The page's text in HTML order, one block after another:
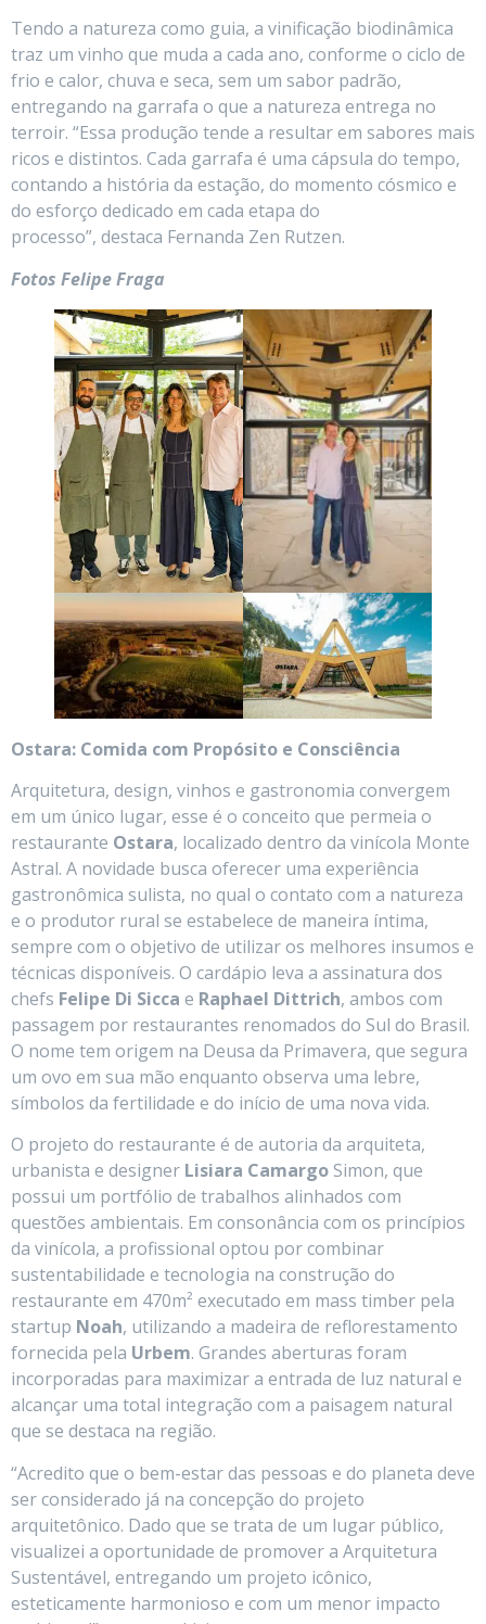
Tendo a natureza como guia, a vinificação biodinâmica
traz um vinho que muda a cada ano, conforme o ciclo de
frio e calor, chuva e seca, sem um sabor padrão,
entregando na garrafa o que a natureza entrega no
terroir. “Essa produção tende a resultar em sabores mais
ricos e distintos. Cada garrafa é uma cápsula do tempo,
contando a história da estação, do momento cósmico e
do esforço dedicado em cada etapa do
processo”, destaca Fernanda Zen Rutzen.
Fotos Felipe Fraga
Ostara: Comida com Propósito e Consciência
Arquitetura, design, vinhos e gastronomia convergem
em um único lugar, esse é o conceito que permeia o
restaurante Ostara, localizado dentro da vinícola Monte
Astral. A novidade busca oferecer uma experiência
gastronômica sulista, no qual o contato com a natureza
e o produtor rural se estabelece de maneira íntima,
sempre com o objetivo de utilizar os melhores insumos e
técnicas disponíveis. O cardápio leva a assinatura dos
chefs Felipe Di Sicca e Raphael Dittrich, ambos com
passagem por restaurantes renomados do Sul do Brasil.
O nome tem origem na Deusa da Primavera, que segura
um ovo em sua mão enquanto observa uma lebre,
símbolos da fertilidade e do início de uma nova vida.
O projeto do restaurante é de autoria da arquiteta,
urbanista e designer Lisiara Camargo Simon, que
possui um portfólio de trabalhos alinhados com
questões ambientais. Em consonância com os princípios
da vinícola, a profissional optou por combinar
sustentabilidade e tecnologia na construção do
restaurante em 470m² executado em mass timber pela
startup Noah, utilizando a madeira de reflorestamento
fornecida pela Urbem. Grandes aberturas foram
incorporadas para maximizar a entrada de luz natural e
alcançar uma total integração com a paisagem natural
que se destaca na região.
“Acredito que o bem-estar das pessoas e do planeta deve
ser considerado já na concepção do projeto
arquitetônico. Dado que se trata de um lugar público,
visualizei a oportunidade de promover a Arquitetura
Sustentável, entregando um projeto icônico,
esteticamente harmonioso e com um menor impacto